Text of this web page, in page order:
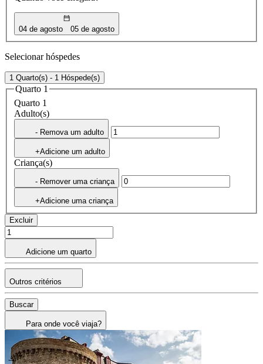
04 de agosto 05 de agosto
Selecionar hóspedes
1 Quarto(s) - 1 Hóspede(s)
Quarto 1
Quarto 1
Adulto(s)
- Remova um adulto
+Adicione um adulto
Criança(s)
- Remover uma criança
+Adicione uma criança
Excluir
Adicione um quarto
Outros critérios
Buscar
Para onde você viaja?